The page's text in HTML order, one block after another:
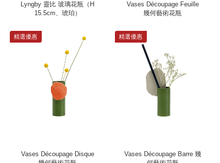
Lyngby 靈比 玻璃花瓶（H
15.5cm、琥珀）
Vases Découpage Feuille
幾何藝術花瓶
精選優惠
Vases Découpage Disque
精選優惠
Vases Découpage Barre 幾